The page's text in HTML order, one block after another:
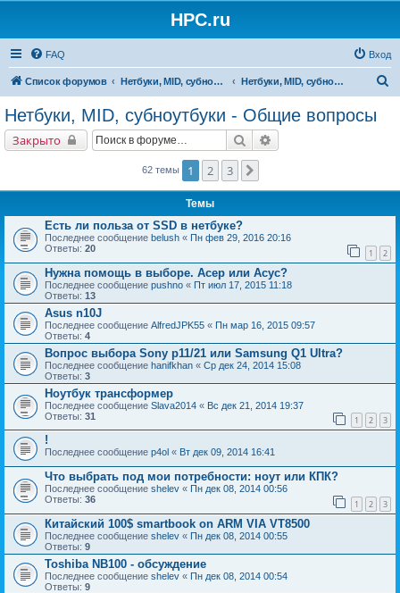
HPC.ru
FAQ Вход
Список форумов Нетбуки, MID, субноутбуки Нетбуки, MID, субноутбуки - Общие вопросы
Нетбуки, MID, субноутбуки - Общие вопросы
Закрыто Поиск
62 темы 1 2 3
Темы
Есть ли польза от SSD в нетбуке?
Последнее сообщение belush « Пн фев 29, 2016 20:16
Ответы: 20 1 2
Нужна помощь в выборе. Асер или Асус?
Последнее сообщение pushno « Пт июл 17, 2015 11:18
Ответы: 13
Asus n10J
Последнее сообщение AlfredJPK55 « Пн мар 16, 2015 09:57
Ответы: 4
Вопрос выбора Sony p11/21 или Samsung Q1 Ultra?
Последнее сообщение hanifkhan « Ср дек 24, 2014 15:08
Ответы: 3
Ноутбук трансформер
Последнее сообщение Slava2014 « Вс дек 21, 2014 19:37
Ответы: 31 1 2 3
!
Последнее сообщение p4ol « Вт дек 09, 2014 16:41
Что выбрать под мои потребности: ноут или КПК?
Последнее сообщение shelev « Пн дек 08, 2014 00:56
Ответы: 36 1 2 3
Китайский 100$ smartbook on ARM VIA VT8500
Последнее сообщение shelev « Пн дек 08, 2014 00:55
Ответы: 9
Toshiba NB100 - обсуждение
Последнее сообщение shelev « Пн дек 08, 2014 00:54
Ответы: 9